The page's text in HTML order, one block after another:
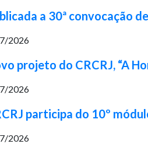
a 30ª convocação
2026
projeto do CRCRJ, “A
2026
participa do 10º
2026